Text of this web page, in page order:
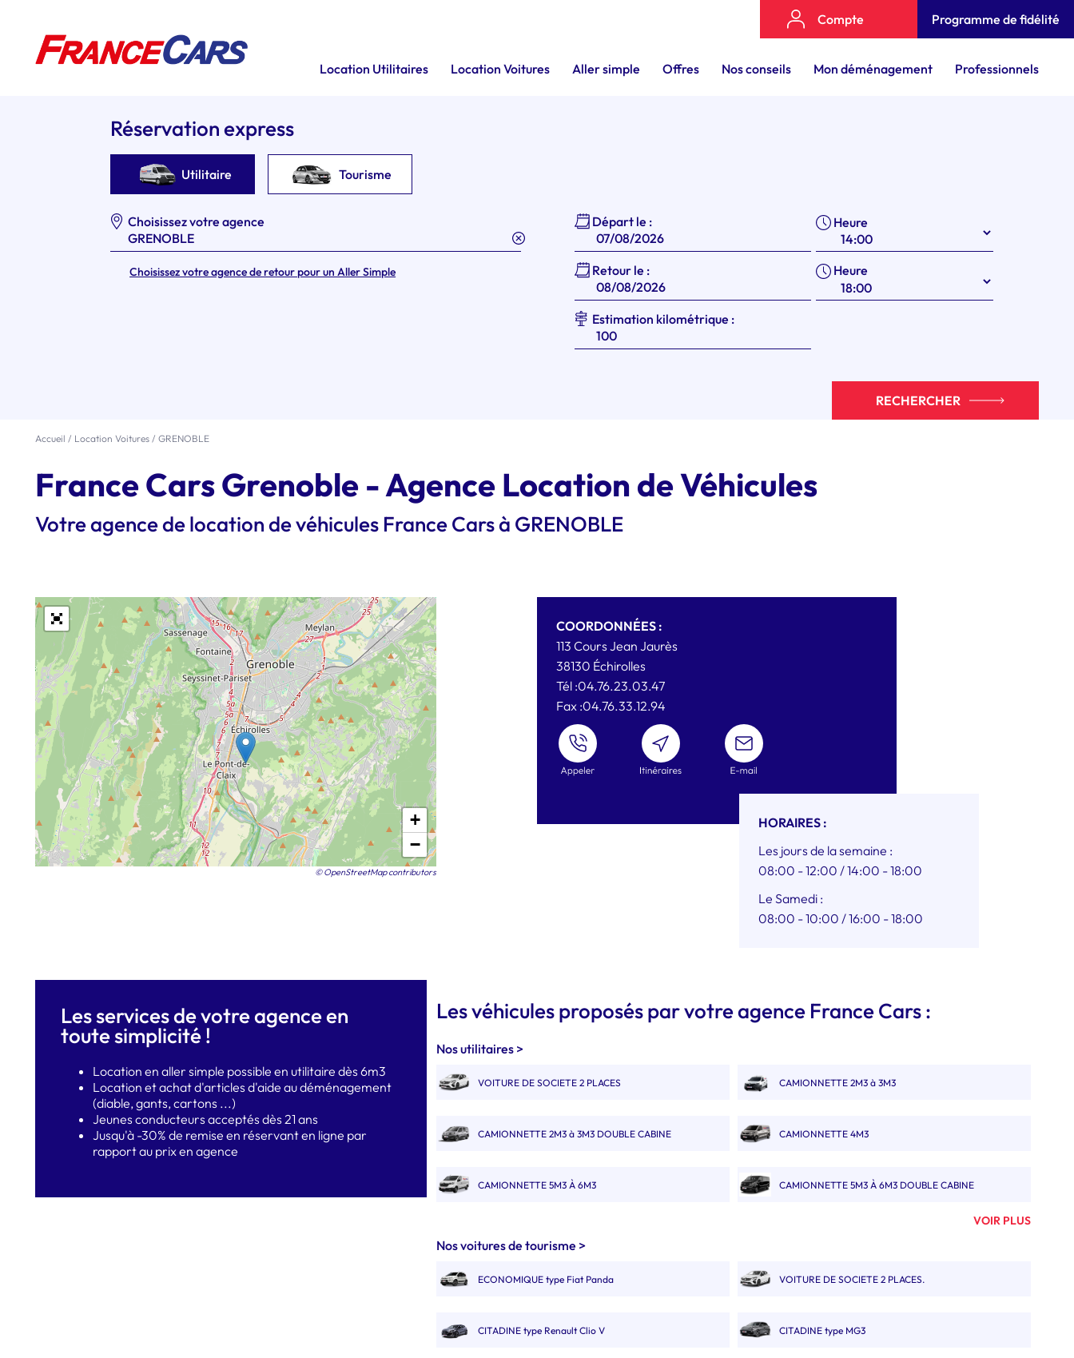
Programme de fidélité
Compte
Location Utilitaires Location Voitures Aller simple Offres Nos conseils Mon déménagement Professionnels
Réservation express
Utilitaire Tourisme
Choisissez votre agence
Choisissez votre agence de retour pour un Aller Simple
Départ le : Heure
Retour le : Heure
Estimation kilométrique :
RECHERCHER
Accueil / Location Voitures / GRENOBLE
France Cars Grenoble - Agence Location de Véhicules
Votre agence de location de véhicules France Cars à GRENOBLE
COORDONNÉES :
113 Cours Jean Jaurès
38130 Échirolles
Tél :04.76.23.03.47
Fax :04.76.33.12.94
ENVOYER
UN
MAIL
HORAIRES :
Les jours de la semaine :
08:00 - 12:00 / 14:00 - 18:00
Le Samedi :
08:00 - 10:00 / 16:00 - 18:00
+
−
© OpenStreetMap contributors
Les services de votre agence en
toute simplicité !
Location en aller simple possible en utilitaire dès 6m3
Location et achat d'articles d'aide au déménagement
(diable, gants, cartons ...)
Jeunes conducteurs acceptés dès 21 ans
Jusqu'à -30% de remise en réservant en ligne par
rapport au prix en agence
Les véhicules proposés par votre agence France Cars :
Nos utilitaires >
VOITURE DE SOCIETE 2 PLACES CAMIONNETTE 2M3 à 3M3
CAMIONNETTE 2M3 à 3M3 DOUBLE CABINE CAMIONNETTE 4M3
CAMIONNETTE 5M3 À 6M3 CAMIONNETTE 5M3 À 6M3 DOUBLE CABINE
FOURGON 10M3 11M3 12M3 DOUBLE CABINE
GRAND CAMION 20M3 CAMION 19M3 POLYVOLUME
VOIR PLUS
Nos voitures de tourisme >
ECONOMIQUE type Fiat Panda VOITURE DE SOCIETE 2 PLACES.
CITADINE type Renault Clio V CITADINE type MG3